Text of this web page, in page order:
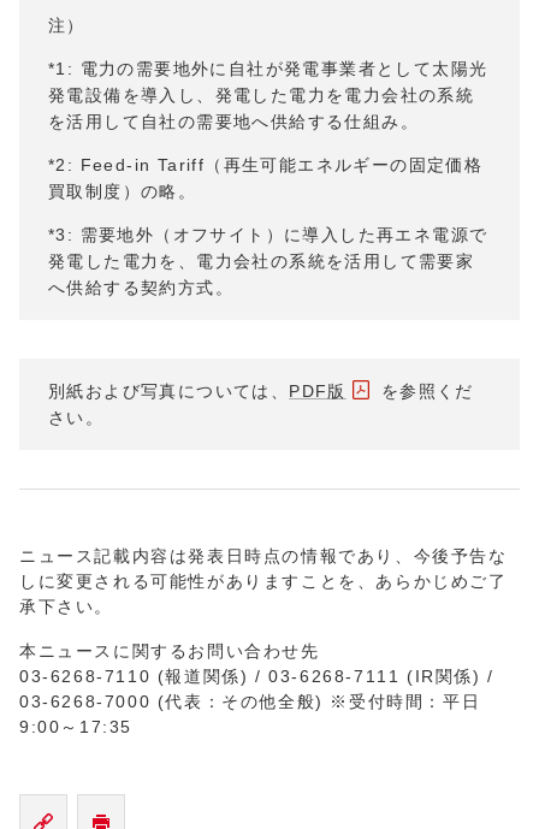
注）
*1: 電力の需要地外に自社が発電事業者として太陽光
発電設備を導入し、発電した電力を電力会社の系統
を活用して自社の需要地へ供給する仕組み。
*2: Feed-in Tariff（再生可能エネルギーの固定価格
買取制度）の略。
*3: 需要地外（オフサイト）に導入した再エネ電源で
発電した電力を、電力会社の系統を活用して需要家
へ供給する契約方式。
別紙および写真については、 PDF版
を参照くだ
さい。
ニュース記載内容は発表日時点の情報であり、今後予告な
しに変更される可能性がありますことを、あらかじめご了
承下さい。
本ニュースに関するお問い合わせ先
03-6268-7110 (報道関係) / 03-6268-7111 (IR関係) /
03-6268-7000 (代表：その他全般) ※受付時間：平日
9:00～17:35